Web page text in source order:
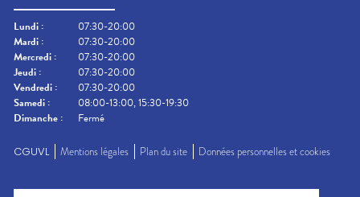
Lundi :
07:30-20:00
Mardi :
07:30-20:00
Mercredi :
07:30-20:00
Jeudi :
07:30-20:00
Vendredi :
07:30-20:00
Samedi :
08:00-13:00, 15:30-19:30
Dimanche : Fermé
CGUVL Mentions légales Plan du site Données personnelles et cookies